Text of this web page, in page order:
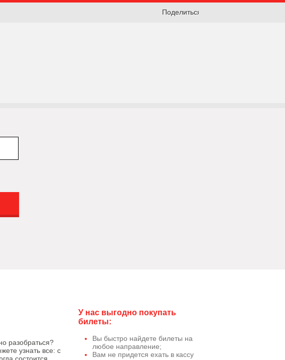
Поделиться:
разобраться?
узнать все: с
У нас выгодно покупать
билеты:
Вы быстро найдете билеты на
любое направление;
Вам не придется ехать в кассу